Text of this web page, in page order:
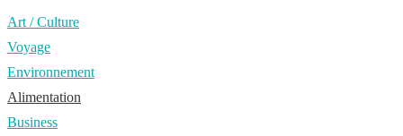
Art / Culture
Voyage
Environnement
Alimentation
Business